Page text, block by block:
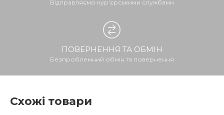
Відправляємо кур'єрськими службами
ПОВЕРНЕННЯ ТА ОБМІН
Безпроблемний обмін та повернення
Схожі товари